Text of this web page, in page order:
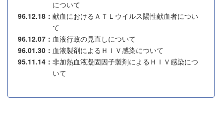
について
96.12.18
献血におけるＡＴＬウイルス陽性献血者につい
て
96.12.07
血液行政の見直しについて
96.01.30
血液製剤によるＨＩＶ感染について
95.11.14
非加熱血液凝固因子製剤によるＨＩＶ感染につ
いて